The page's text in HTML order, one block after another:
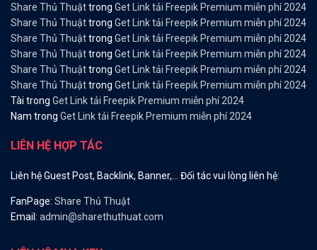
Share Thủ Thuậttrong Get Link tải Freepik Premium miễn phí 2024
Share Thủ Thuậttrong Get Link tải Freepik Premium miễn phí 2024
Share Thủ Thuậttrong Get Link tải Freepik Premium miễn phí 2024
Share Thủ Thuậttrong Get Link tải Freepik Premium miễn phí 2024
Share Thủ Thuậttrong Get Link tải Freepik Premium miễn phí 2024
Share Thủ Thuậttrong Get Link tải Freepik Premium miễn phí 2024
Tài trong Get Link tải Freepik Premium miễn phí 2024
Nam trong Get Link tải Freepik Premium miễn phí 2024
LIÊN HỆ HỢP TÁC
Liên hệ Guest Post, Backlink, Banner,… Đối tác vui lòng liên hệ:
FanPage: Share Thủ Thuật
Email: admin@sharethuthuat.com